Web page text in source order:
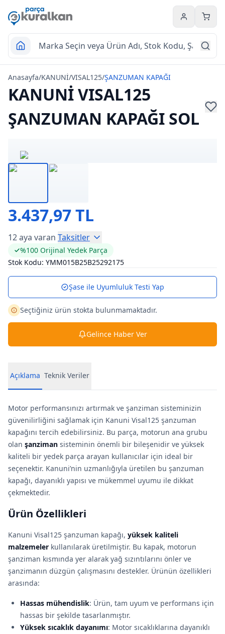
Hesabım
Anasayfa/KANUNİ/VISAL125/ŞANZUMAN KAPAĞI
KANUNİ VISAL125
ŞANZUMAN KAPAĞI SOL
3.437,97 TL
12 aya varan Taksitler
%100 Orijinal Yedek Parça
Stok Kodu: YMM015B25B25292175
Şase ile Uyumluluk Testi Yap
Seçtiğiniz ürün stokta bulunmamaktadır.
Gelince Haber Ver
Açıklama Teknik Veriler
Motor performansınızı artırmak ve şanziman sisteminizin
güvenilirliğini sağlamak için Kanuni Visal125 şanzuman
kapağını tercih edebilirsiniz. Bu parça, motorun ana grubu
olan şanziman sisteminin önemli bir bileşenidir ve yüksek
kaliteli bir yedek parça arayan kullanıcılar için ideal bir
seçenektir. Kanuni’nin uzmanlığıyla üretilen bu şanzuman
kapağı, dayanıklı yapısı ve mükemmel uyumu ile dikkat
çekmektedir.
Ürün Özellikleri
Kanuni Visal125 şanzuman kapağı, yüksek kaliteli
malzemeler kullanılarak üretilmiştir. Bu kapak, motorun
şanziman kısmında yer alarak yağ sızıntılarını önler ve
şanzimanın düzgün çalışmasını destekler. Ürünün özellikleri
arasında:
Hassas mühendislik: Ürün, tam uyum ve performans için
hassas bir şekilde tasarlanmıştır.
Yüksek sıcaklık dayanımı: Motor sıcaklıklarına dayanıklı